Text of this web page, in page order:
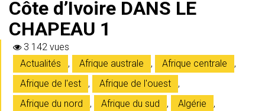
Côte d’Ivoire DANS LE
CHAPEAU 1
3 142 vues
Actualités
, Afrique australe , Afrique centrale
,
Afrique de l'est
, Afrique de l'ouest
,
Afrique du nord
, Afrique du sud , Algérie
,